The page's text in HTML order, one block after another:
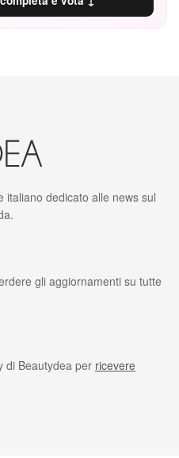
italiano dedicato alle news sul
gli aggiornamenti su tutte
di Beautydea per ricevere